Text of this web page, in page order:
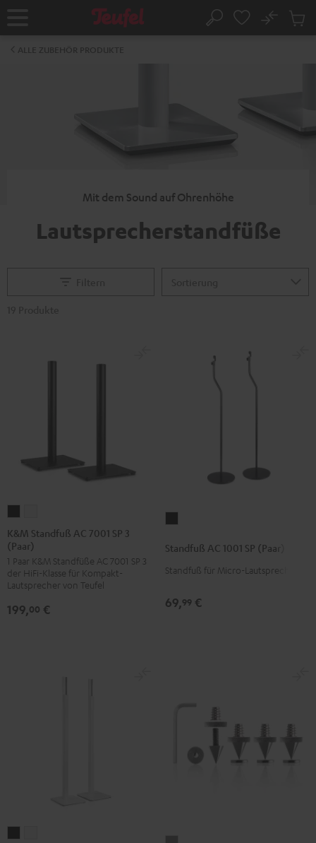
Startseite Suche
No
Mit dem Sound auf Ohrenhöhe
Lautsprecherstandfüße
Standfuß
AC
7001
SP
(Paar)
Standfuß
7001
SP
(Paar)
K&M Standfuß AC 7001 SP 3
(Paar)
1 Paar K&M Standfüße AC 7001 SP 3
der HiFi-Klasse für Kompakt-
Lautsprecher von Teufel
199,00 €
1001
SP
Schwarz
Standfuß AC 1001 SP (Paar)
Standfuß für Micro-Lautsprecher
69,99 €